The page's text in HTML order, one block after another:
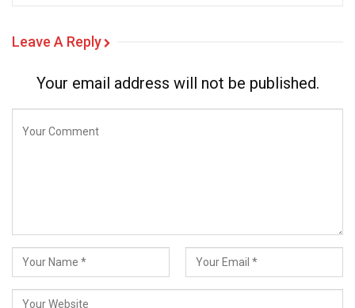
Leave A Reply
Your email address will not be published.